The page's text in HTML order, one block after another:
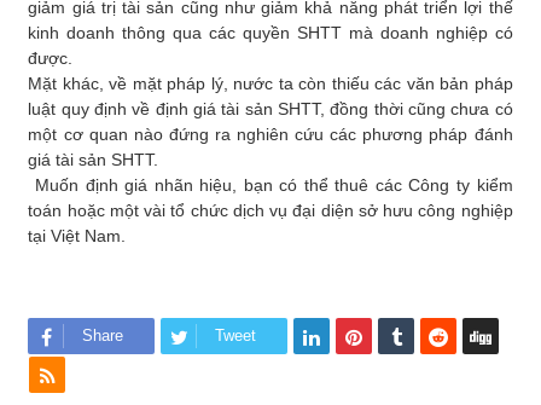
giảm giá trị tài sản cũng như giảm khả năng phát triển lợi thế
kinh doanh thông qua các quyền SHTT mà doanh nghiệp có
được.
Mặt khác, về mặt pháp lý, nước ta còn thiếu các văn bản pháp
luật quy định về định giá tài sản SHTT, đồng thời cũng chưa có
một cơ quan nào đứng ra nghiên cứu các phương pháp đánh
giá tài sản SHTT.
Muốn định giá nhãn hiệu, bạn có thể thuê các Công ty kiểm
toán hoặc một vài tổ chức dịch vụ đại diện sở hưu công nghiệp
tại Việt Nam.
Share Tweet